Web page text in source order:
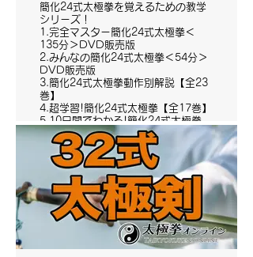
簡化24式太極拳を覚えるための教学
シリーズ！
1.完全マスター簡化24式太極拳＜
135分＞DVD販売版
2.みんなの簡化24式太極拳＜54分＞
DVD販売版
3.簡化24式太極拳動作別解説【全23
巻】
4.超学習!簡化24式太極拳【全17巻】
5.10日間でわかる!簡化24式太極拳
【全10巻】
6.スピード学習簡化24式太極拳【全2
巻】